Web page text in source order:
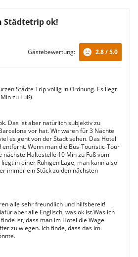
Städtetrip ok!
Gästebewertung: 2.8 / 5.0
Städte Trip völlig in Ordnung. Es liegt
zu Fuß).
Das ist aber natürlich subjektiv zu
vor hat. Wir waren für 3 Nächte
es geht von der Stadt sehen. Das Hotel
entfernt. Wenn man die Bus-Touristic-Tour
nächste Haltestelle 10 Min zu Fuß vom
in einer Ruhigen Lage, man kann also
immer ein Stück zu den nächsten
alle sehr freundlich und hilfsbereit!
aber alle Englisch, was ok ist.Was ich
ist, dass man im Hotel die Wage
zu wiegen. Ich finde, dass das im